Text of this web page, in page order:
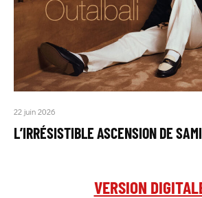
22 juin 2026
L’IRRÉSISTIBLE ASCENSION DE
VERSION